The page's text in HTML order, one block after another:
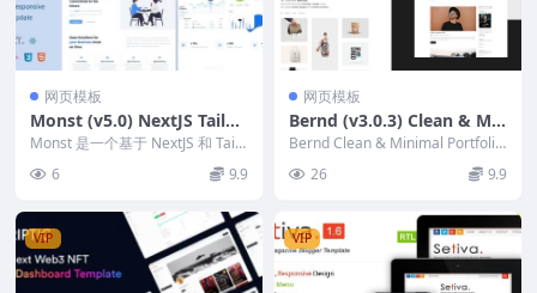
网页模板
Monst (v5.0) NextJS Tailwi
nd CSS landing page
Monst 是一个基于 NextJS 和 Tail
6 9.9
网页模板
Bernd (v3.0.3) Clean & Min
imal Portfolio Hugo Them
e
Bernd Clean & Minimal Portfolio
26 9.9
VIP VIP